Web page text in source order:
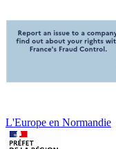
L'Europe en Normandie